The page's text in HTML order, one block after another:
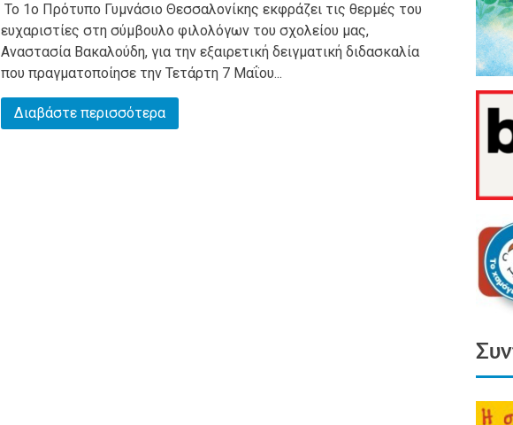
Το 1ο Πρότυπο Γυμνάσιο Θεσσαλονίκης εκφράζει τις θερμές του
ευχαριστίες στη σύμβουλο φιλολόγων του σχολείου μας,
Αναστασία Βακαλούδη, για την εξαιρετική δειγματική διδασκαλία
που πραγματοποίησε την Τετάρτη 7 Μαΐου...
Διαβάστε περισσότερα